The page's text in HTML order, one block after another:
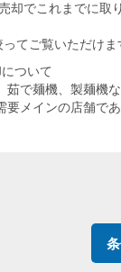
却でこれまでに取
てご覧いただけま
ついて
で麺機、製麺機な
要メインの店舗で
があるとポイント